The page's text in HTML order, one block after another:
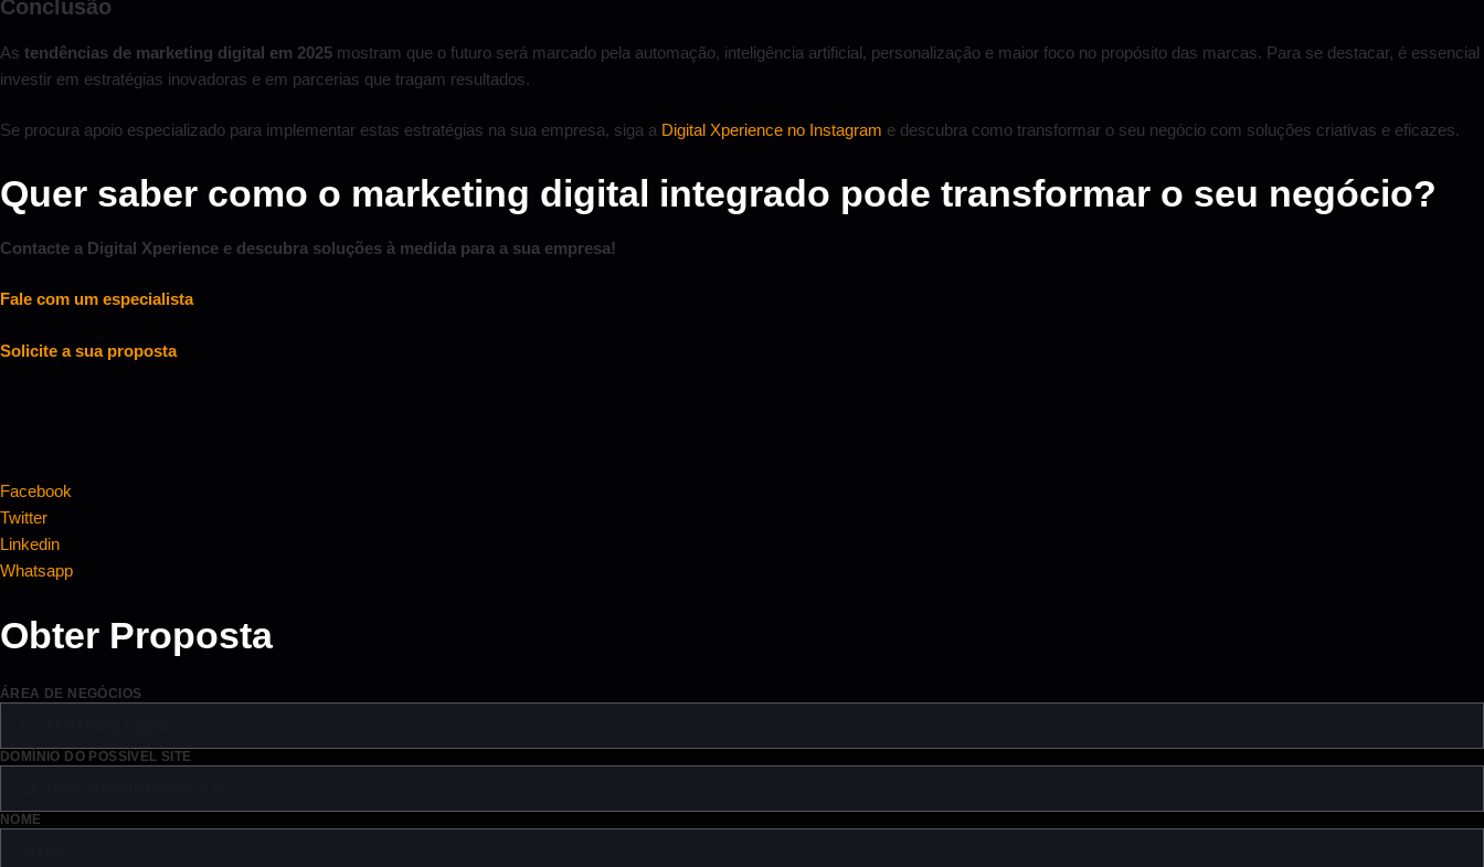
Conclusão
As tendências de marketing digital em 2025 mostram que o futuro será marcado pela automação, inteligência artificial, personalização e maior foco no propósito das marcas. Para se destacar, é essencial
investir em estratégias inovadoras e em parcerias que tragam resultados.
Se procura apoio especializado para implementar estas estratégias na sua empresa, siga a Digital Xperience no Instagram e descubra como transformar o seu negócio com soluções criativas e eficazes.
Quer saber como o marketing digital integrado pode transformar o seu negócio?
Contacte a Digital Xperience e descubra soluções à medida para a sua empresa!
Fale com um especialista
Solicite a sua proposta
Facebook
Twitter
Linkedin
Whatsapp
Obter Proposta
ÁREA DE NEGÓCIOS
DOMÍNIO DO POSSÍVEL SITE
NOME